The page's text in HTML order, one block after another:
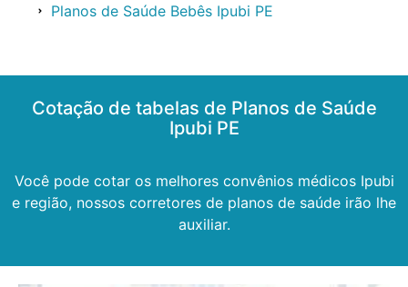
Planos de Saúde Bebês Ipubi PE
Cotação de tabelas de Planos de Saúde
Ipubi PE
Você pode cotar os melhores convênios médicos Ipubi
e região, nossos corretores de planos de saúde irão lhe
auxiliar.